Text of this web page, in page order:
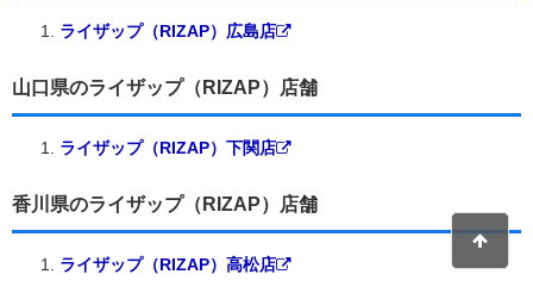
ライザップ（RIZAP）広島店
山口県のライザップ（RIZAP）店舗
ライザップ（RIZAP）下関店
香川県のライザップ（RIZAP）店舗
ライザップ（RIZAP）高松店